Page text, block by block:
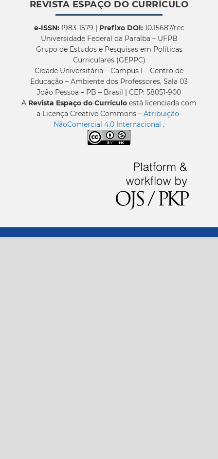
REVISTA ESPAÇO DO CURRÍCULO
e-ISSN:1983-1579 | Prefixo DOI:10.15687/rec
Universidade Federal da Paraíba – UFPB
Grupo de Estudos e Pesquisas em Políticas
Curriculares (GEPPC)
Cidade Universitária – Campus I – Centro de
Educação – Ambiente dos Professores, Sala 03
João Pessoa – PB – Brasil | CEP: 58051-900
A Revista Espaço do Currículo está licenciada com
a Licença Creative Commons – Atribuição-
NãoComercial 4.0 Internacional .